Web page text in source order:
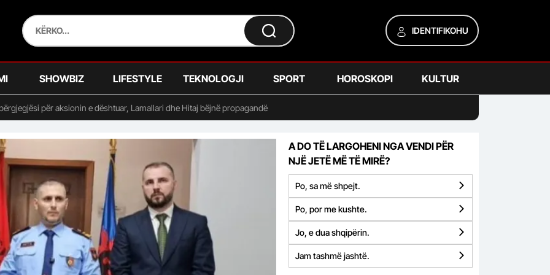
IDENTIFIKOHU
SHOWBIZ LIFESTYLE TEKNOLOGJI SPORT HOROSKOPI KULTUR
për aksionin e dështuar, Lamallari dhe Hitaj bëjnë propagandë
A DO TË LARGOHENI NGA VENDI PËR
NJË JETË MË TË MIRË?
Po, sa më shpejt.
Po, por me kushte.
Jo, e dua shqipërin.
Jam tashmë jashtë.